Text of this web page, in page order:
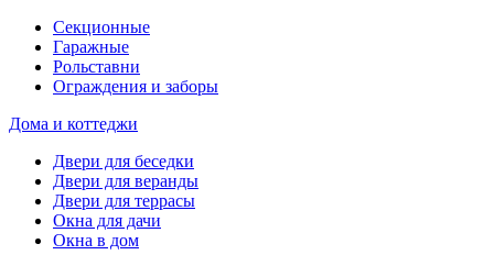
Секционные
Гаражные
Рольставни
Ограждения и заборы
Дома и коттеджи
Двери для беседки
Двери для веранды
Двери для террасы
Окна для дачи
Окна в дом